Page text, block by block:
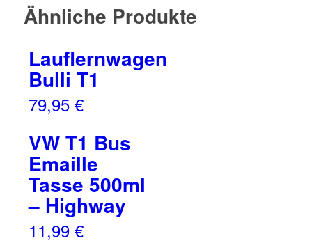
Ähnliche Produkte
Lauflernwagen
Bulli T1
79,95 €
VW T1 Bus
Emaille
Tasse 500ml
– Highway
11,99 €